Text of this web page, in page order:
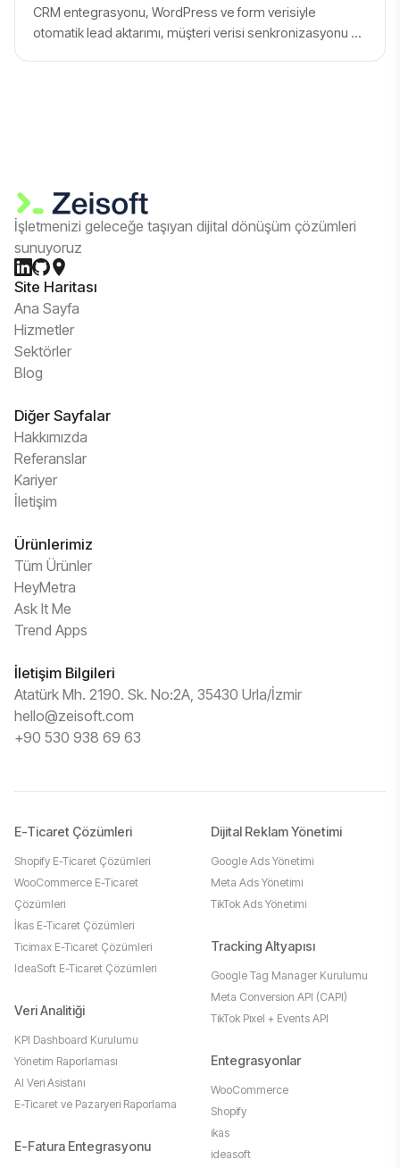
CRM entegrasyonu, WordPress ve form verisiyle
otomatik lead aktarımı, müşteri verisi senkronizasyonu ve
İşletmenizi geleceğe taşıyan dijital dönüşüm çözümleri
sunuyoruz
Site Haritası
Ana Sayfa
Hizmetler
Sektörler
Blog
Diğer Sayfalar
Hakkımızda
Referanslar
Kariyer
İletişim
Ürünlerimiz
Tüm Ürünler
HeyMetra
Ask It Me
Trend Apps
İletişim Bilgileri
Atatürk Mh. 2190. Sk. No:2A, 35430 Urla/İzmir
hello@zeisoft.com
+90 530 938 69 63
E-Ticaret Çözümleri
Shopify E-Ticaret Çözümleri
WooCommerce E-Ticaret
Çözümleri
İkas E-Ticaret Çözümleri
Ticimax E-Ticaret Çözümleri
IdeaSoft E-Ticaret Çözümleri
Veri Analitiği
KPI Dashboard Kurulumu
Yönetim Raporlaması
AI Veri Asistanı
E-Ticaret ve Pazaryeri Raporlama
E-Fatura Entegrasyonu
Dijital Reklam Yönetimi
Google Ads Yönetimi
Meta Ads Yönetimi
TikTok Ads Yönetimi
Tracking Altyapısı
Google Tag Manager Kurulumu
Meta Conversion API (CAPI)
TikTok Pixel + Events API
Entegrasyonlar
WooCommerce
Shopify
ikas
ideasoft